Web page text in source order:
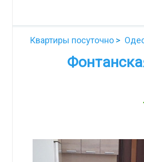
Квартиры посуточно